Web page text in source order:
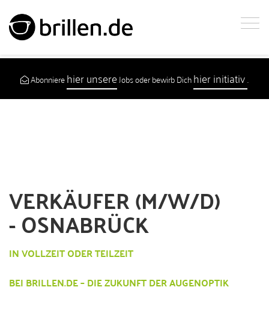
Abonnierehier unsereJobs oder bewirb Dichhier initiativ.
VERKÄUFER (M/W/D)
- OSNABRÜCK
IN VOLLZEIT ODER TEILZEIT
BEI BRILLEN.DE – DIE ZUKUNFT DER AUGENOPTIK